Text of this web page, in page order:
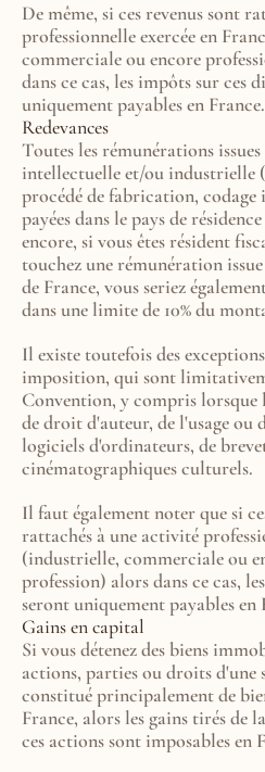
De même, si ces revenus sont
professionnelle exercée en
commerciale ou encore
dans ce cas, les impôts sur ces
uniquement payables en France.
Redevances
Toutes les rémunérations
intellectuelle et/ou industrielle
procédé de fabrication,
payées dans le pays de
encore, si vous êtes résident
touchez une rémunération
de France, vous seriez
dans une limite de 10% du
Il existe toutefois des
imposition, qui sont
Convention, y compris lorsque
de droit d'auteur, de l'usage ou
logiciels d'ordinateurs, de
cinématographiques culturels.
Il faut également noter que si
rattachés à une activité
(industrielle, commerciale ou
profession) alors dans ce cas,
seront uniquement payables en
Gains en capital
Si vous détenez des biens
actions, parties ou droits d'une
constitué principalement de
France, alors les gains tirés de
ces actions sont imposables en